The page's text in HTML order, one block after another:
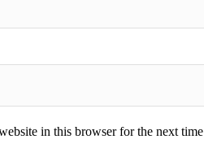
in this browser for the next